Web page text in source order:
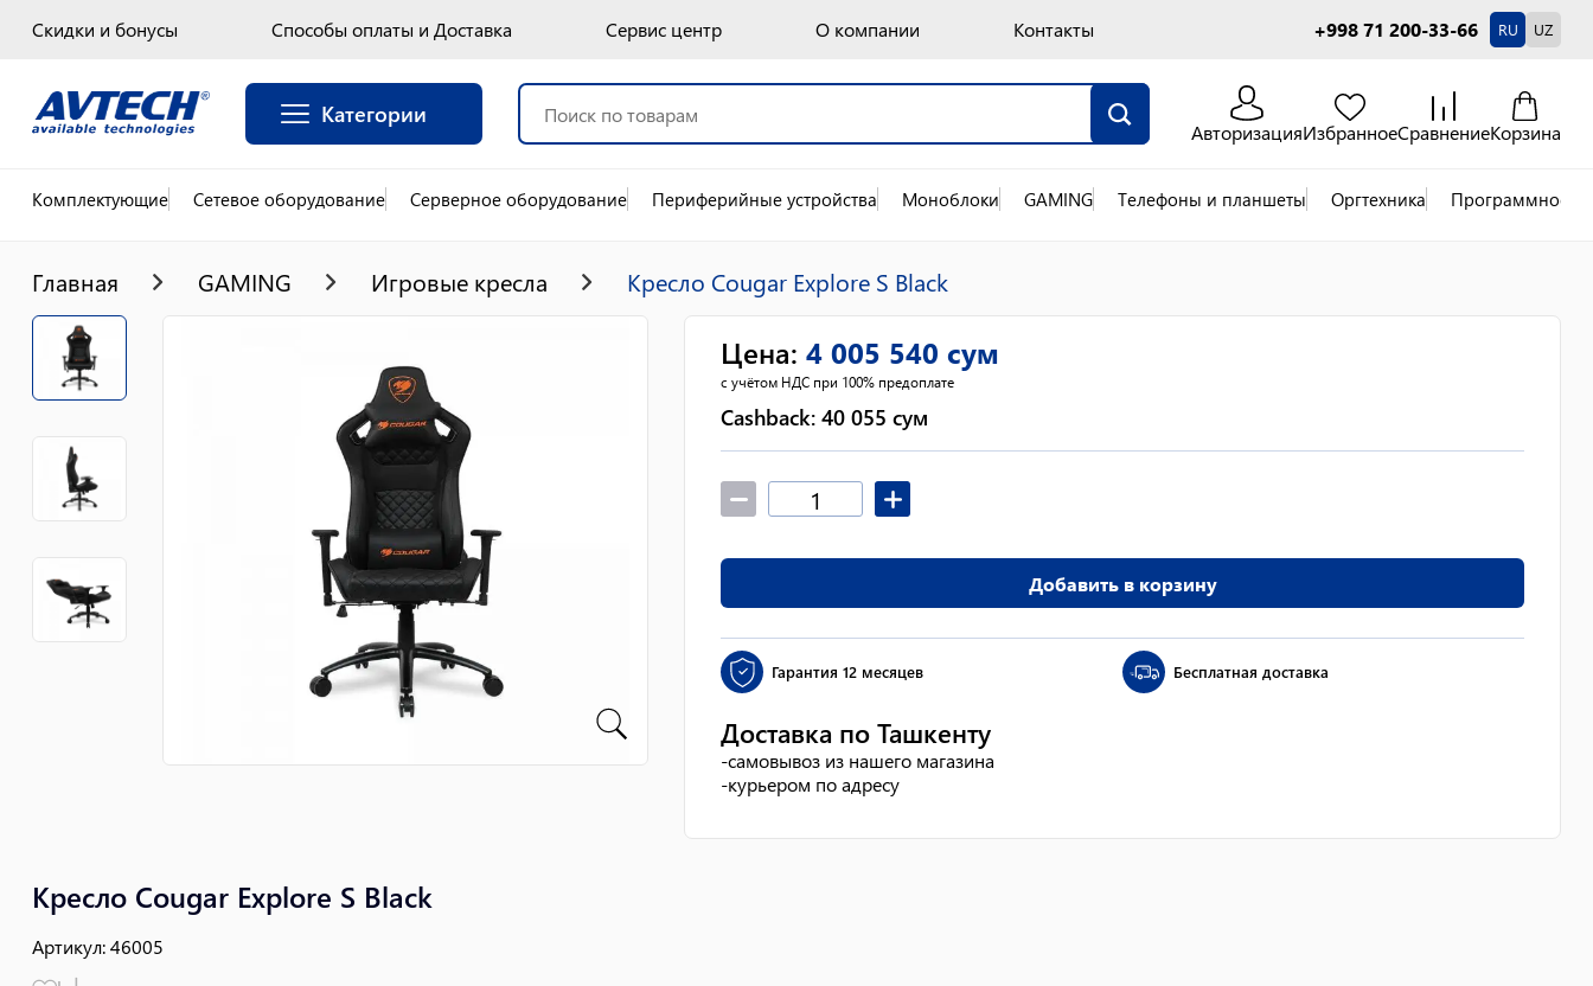
Скидки и бонусы Способы оплаты и Доставка Сервис центр О компании Контакты +998 71 200-33-66 RU UZ
Категории
АвторизацияИзбранноеСравнениеКорзина
Комплектующие Сетевое оборудование Серверное оборудование Периферийные устройства Моноблоки GAMING Телефоны и планшеты Оргтехника Программное
Главная GAMING Игровые кресла Кресло Cougar Explore S Black
Кресло Cougar Explore S Black
Артикул:46005
Цена: 4 005 540 сум
с учётом НДС при 100% предоплате
Cashback: 40 055 сум
Добавить в корзину
Гарантия 12 месяцев Бесплатная доставка
Доставка по Ташкенту
-самовывоз из нашего магазина
-курьером по адресу